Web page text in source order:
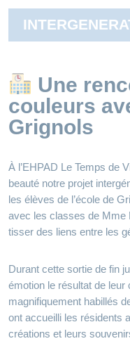
Une
couleurs
Grignols
À l’EHPAD Le Temps de
beauté notre projet
les élèves de l’école de
avec les classes de Mme
tisser des liens entre les
Durant cette sortie de fin
émotion le résultat de leur
magnifiquement habillés
ont accueilli les résidents
créations et leurs